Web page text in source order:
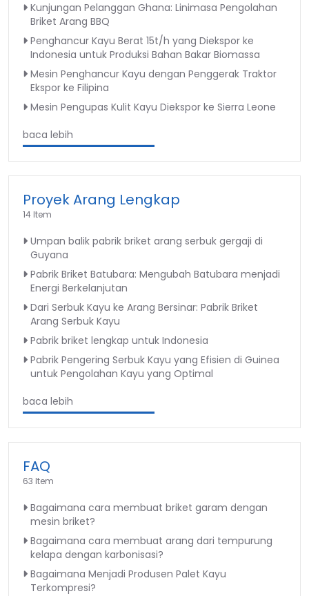
Kunjungan Pelanggan Ghana: Linimasa Pengolahan
Briket Arang BBQ
Penghancur Kayu Berat 15t/h yang Diekspor ke
Indonesia untuk Produksi Bahan Bakar Biomassa
Mesin Penghancur Kayu dengan Penggerak Traktor
Ekspor ke Filipina
Mesin Pengupas Kulit Kayu Diekspor ke Sierra Leone
baca lebih
Proyek Arang Lengkap
14 Item
Umpan balik pabrik briket arang serbuk gergaji di
Guyana
Pabrik Briket Batubara: Mengubah Batubara menjadi
Energi Berkelanjutan
Dari Serbuk Kayu ke Arang Bersinar: Pabrik Briket
Arang Serbuk Kayu
Pabrik briket lengkap untuk Indonesia
Pabrik Pengering Serbuk Kayu yang Efisien di Guinea
untuk Pengolahan Kayu yang Optimal
baca lebih
FAQ
63 Item
Bagaimana cara membuat briket garam dengan
mesin briket?
Bagaimana cara membuat arang dari tempurung
kelapa dengan karbonisasi?
Bagaimana Menjadi Produsen Palet Kayu
Terkompresi?